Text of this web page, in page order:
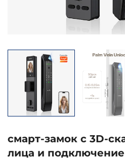
смарт-замок с 3D-
лица и